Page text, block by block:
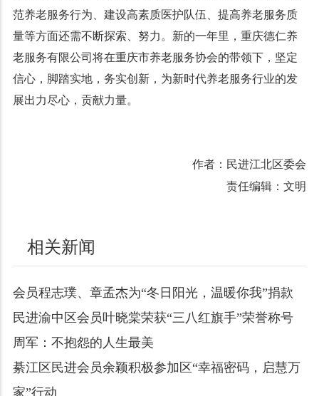
范养老服务行为、建设高素质医护队伍、提高养老服务质
量等方面还需不断探索、努力。新的一年里，重庆德仁养
老服务有限公司将在重庆市养老服务协会的带领下，坚定
信心，脚踏实地，务实创新，为新时代养老服务行业的发
展出力尽心，贡献力量。
作者：民进江北区委会
责任编辑：文明
相关新闻
会员程志璞、章孟杰为“冬日阳光，温暖你我”捐款
民进渝中区会员叶晓棠荣获“三八红旗手”荣誉称号
周军：不抱怨的人生最美
綦江区民进会员余颖积极参加区“幸福密码，启慧万
家”行动